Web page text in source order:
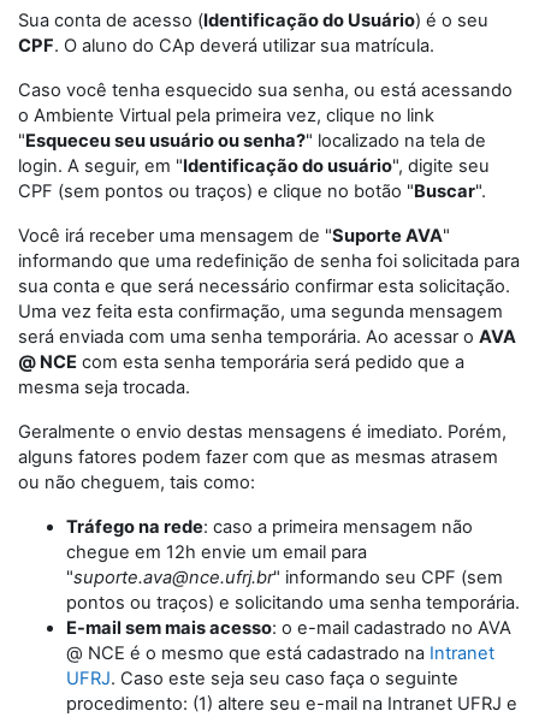
Sua conta de acesso (Identificação do Usuário) é o seu
CPF. O aluno do CAp deverá utilizar sua matrícula.
Caso você tenha esquecido sua senha, ou está acessando
o Ambiente Virtual pela primeira vez, clique no link
"Esqueceu seu usuário ou senha?" localizado na tela de
login. A seguir, em "Identificação do usuário", digite seu
CPF (sem pontos ou traços) e clique no botão "Buscar".
Você irá receber uma mensagem de "Suporte AVA"
informando que uma redefinição de senha foi solicitada para
sua conta e que será necessário confirmar esta solicitação.
Uma vez feita esta confirmação, uma segunda mensagem
será enviada com uma senha temporária. Ao acessar o AVA
@ NCE com esta senha temporária será pedido que a
mesma seja trocada.
Geralmente o envio destas mensagens é imediato. Porém,
alguns fatores podem fazer com que as mesmas atrasem
ou não cheguem, tais como:
Tráfego na rede: caso a primeira mensagem não
chegue em 12h envie um email para
"suporte.ava@nce.ufrj.br" informando seu CPF (sem
pontos ou traços) e solicitando uma senha temporária.
E-mail sem mais acesso: o e-mail cadastrado no AVA
@ NCE é o mesmo que está cadastrado na Intranet
UFRJ. Caso este seja seu caso faça o seguinte
procedimento: (1) altere seu e-mail na Intranet UFRJ e